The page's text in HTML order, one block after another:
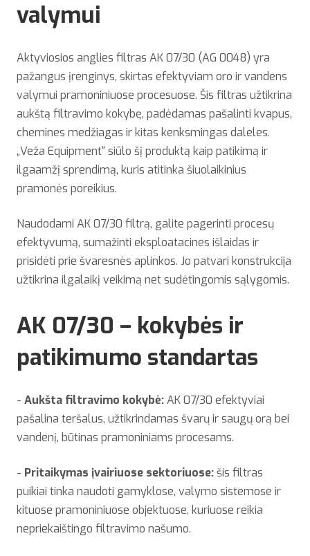
valymui
Aktyviosios anglies filtras AK 07/30 (AG 0048) yra
pažangus įrenginys, skirtas efektyviam oro ir vandens
valymui pramoniniuose procesuose. Šis filtras užtikrina
aukštą filtravimo kokybę, padėdamas pašalinti kvapus,
chemines medžiagas ir kitas kenksmingas daleles.
„Veža Equipment“ siūlo šį produktą kaip patikimą ir
ilgaamžį sprendimą, kuris atitinka šiuolaikinius
pramonės poreikius.
Naudodami AK 07/30 filtrą, galite pagerinti procesų
efektyvumą, sumažinti eksploatacines išlaidas ir
prisidėti prie švaresnės aplinkos. Jo patvari konstrukcija
užtikrina ilgalaikį veikimą net sudėtingomis sąlygomis.
AK 07/30 – kokybės ir
patikimumo standartas
- Aukšta filtravimo kokybė:AK 07/30 efektyviai
pašalina teršalus, užtikrindamas švarų ir saugų orą bei
vandenį, būtinas pramoniniams procesams.
- Pritaikymas įvairiuose sektoriuose:šis filtras
puikiai tinka naudoti gamyklose, valymo sistemose ir
kituose pramoniniuose objektuose, kuriuose reikia
nepriekaištingo filtravimo našumo.